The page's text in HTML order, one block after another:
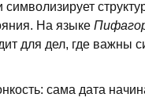
На языке
для дел, где важны
сама дата